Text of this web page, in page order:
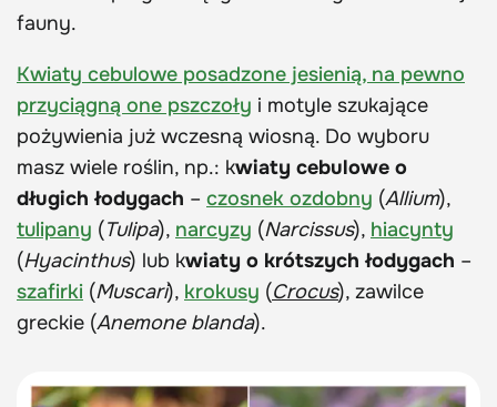
fauny.
Kwiaty cebulowe posadzone jesienią, na pewno
przyciągną one pszczoły i motyle szukające
pożywienia już wczesną wiosną. Do wyboru
masz wiele roślin, np.: kwiaty cebulowe o
długich łodygach – czosnek ozdobny (Allium),
tulipany (Tulipa), narcyzy (Narcissus), hiacynty
(Hyacinthus) lub kwiaty o krótszych łodygach –
szafirki (Muscari), krokusy (Crocus), zawilce
greckie (Anemone blanda).